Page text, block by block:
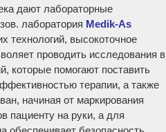
дают лабораторные
лаборатория Medik-As
технологий, высокоточное
проводить исследования в
которые помогают поставить
терапии, а также
начиная от маркирования
пациенту на руки, а для